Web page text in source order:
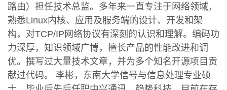
路由）担任技术总监。多年来一直专注于网络领域，
熟悉Linux内核、应用及服务端的设计、开发和架
构，对TCP/IP网络协议有深刻的认识和理解。编码功
力深厚，知识领域广博，擅长产品的性能改进和调
优。撰写过大量技术文章，并为多个知名开源项目贡
献过代码。 李彬，东南大学信号与信息处理专业硕